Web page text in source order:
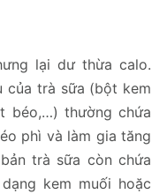
lại dư thừa calo.
của trà sữa (bột kem
béo,…) thường chứa
phì và làm gia tăng
trà sữa còn chứa
kem muối hoặc